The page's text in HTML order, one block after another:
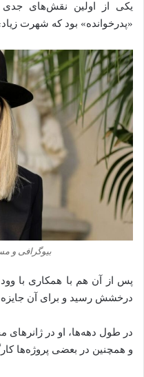
یکی از اولین نقش‌های جدی
«پدرخوانده» بود که شهرت
بیوگرافی و
درخشش رسید و برای آن جایزه
در طول دهه‌ها، او در ژانرهای
و همچنین در بعضی پروژه‌ها